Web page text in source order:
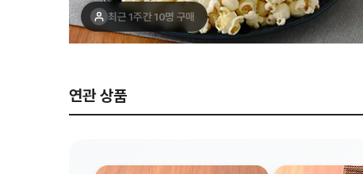
최근 1주간 10명 구매
연관 상품